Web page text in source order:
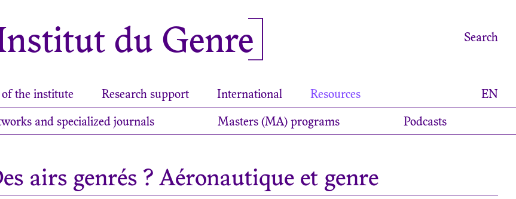
du Genre Search
the institute Research support International Resources EN
and specialized journals Masters (MA) programs Podcasts
airs genrés ? Aéronautique et genre